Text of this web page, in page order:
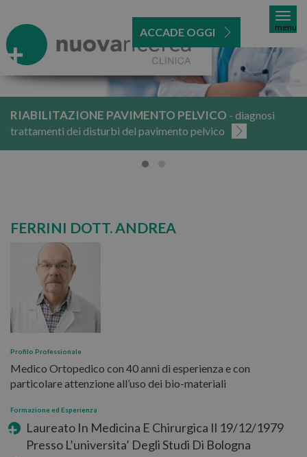
menu
ACCADE OGGI
RIABILITAZIONE PAVIMENTO PELVICO - diagnosi
trattamenti dei disturbi del pavimento pelvico
FERRINI DOTT. ANDREA
Profilo Professionale
Medico Ortopedico con 40 anni di esperienza e con
particolare attenzione all’uso dei bio-materiali
Formazione ed Esperienza
Laureato In Medicina E Chirurgica Il 19/12/1979
Presso L’universita’ Degli Studi Di Bologna